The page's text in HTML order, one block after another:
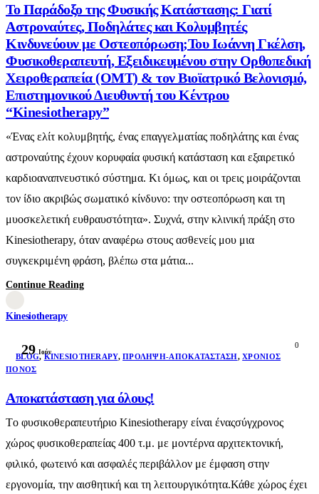
Το Παράδοξο της Φυσικής Κατάστασης: Γιατί
Αστροναύτες, Ποδηλάτες και Κολυμβητές
Κινδυνεύουν με Οστεοπόρωση;Του Ιωάννη Γκέλση,
Φυσικοθεραπευτή, Εξειδικευμένου στην Ορθοπεδική
Χειροθεραπεία (OMT) & τον Βιοϊατρικό Βελονισμό,
Επιστημονικού Διευθυντή του Κέντρου
“Kinesiotherapy”
«Ένας ελίτ κολυμβητής, ένας επαγγελματίας ποδηλάτης και ένας
αστροναύτης έχουν κορυφαία φυσική κατάσταση και εξαιρετικό
καρδιοαναπνευστικό σύστημα. Κι όμως, και οι τρεις μοιράζονται
τον ίδιο ακριβώς σωματικό κίνδυνο: την οστεοπόρωση και τη
μυοσκελετική ευθραυστότητα». Συχνά, στην κλινική πράξη στο
Kinesiotherapy, όταν αναφέρω στους ασθενείς μου μια
συγκεκριμένη φράση, βλέπω στα μάτια...
Continue Reading
Kinesiotherapy
29 Ιούν
0
BLOG,KINESIOTHERAPY,ΠΡΌΛΗΨΗ-ΑΠΟΚΑΤΆΣΤΑΣΗ,ΧΡΌΝΙΟΣ
ΠΌΝΟΣ
Αποκατάσταση για όλους!
Τo φυσικοθεραπευτήριο Kinesiotherapy είναι έναςσύγχρονος
χώρος φυσικοθεραπείας 400 τ.μ. με μοντέρνα αρχιτεκτονική,
φιλικό, φωτεινό και ασφαλές περιβάλλον με έμφαση στην
εργονομία, την αισθητική και τη λειτουργικότητα.Κάθε χώρος έχει